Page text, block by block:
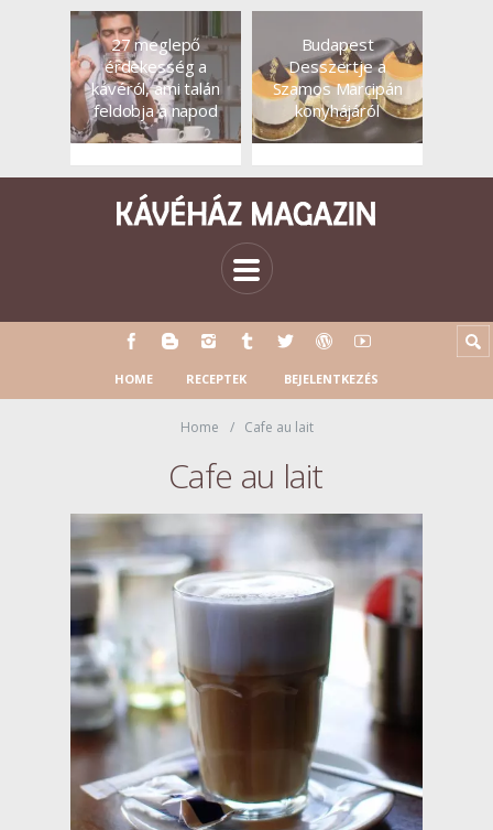
27 meglepő
érdekesség a
kávéról, ami talán
feldobja a napod
Budapest
Desszertje a
Szamos Marcipán
konyhájáról
HOME RECEPTEK BEJELENTKEZÉS
Home Cafe au lait
Cafe au lait